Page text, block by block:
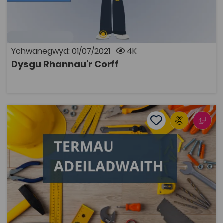
Ychwanegwyd: 01/07/2021 4K
Dysgu Rhannau'r Corff
corff i ddefnyddwyr yn Gymraeg. Mae cyfle i ymarfer
labeli'r corff ac i ddysgu am y termau lluosog.
AGOR
Termau Adeiladwaith
Add to favourites
Dyddiad cyhoeddi: 2016 Add to favourites
Termau Adeiladwaith
5.1K
Dwyieithog
Tagiau
Adeiladwaith
Addysg Ôl-16
Adnodd Coleg Cymraeg
Rhestr o dermau dwyieithog safonol ar gyfer y sector